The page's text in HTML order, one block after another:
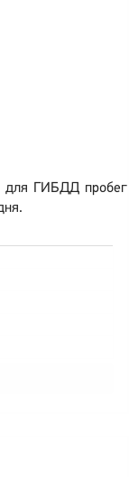
для ГИБДД пробег